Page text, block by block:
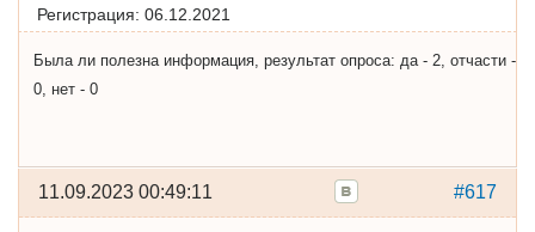
Регистрация: 06.12.2021
Была ли полезна информация, результат опроса: да - 2, отчасти -
0, нет - 0
#617
11.09.2023 00:49:11